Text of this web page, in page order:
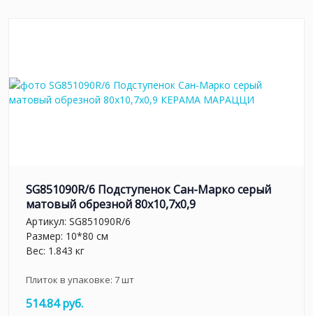
SG851090R/6 Подступенок Сан-Марко серый
матовый обрезной 80x10,7x0,9
Артикул: SG851090R/6
Размер: 10*80 см
Вес: 1.843 кг
Плиток в упаковке: 7шт
514.84 руб.